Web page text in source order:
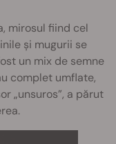
mirosul fiind cel
și mugurii se
un mix de semne
complet umflate,
„unsuros”, a părut